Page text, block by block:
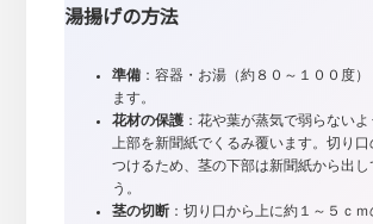
湯揚げの方法
準備：容器・お湯（約８０～１００度）
ます。
花材の保護：花や葉が蒸気で弱らない
上部を新聞紙でくるみ覆います。切り
つけるため、茎の下部は新聞紙から出し
う。
茎の切断：切り口から上に約１～５ｃｍ